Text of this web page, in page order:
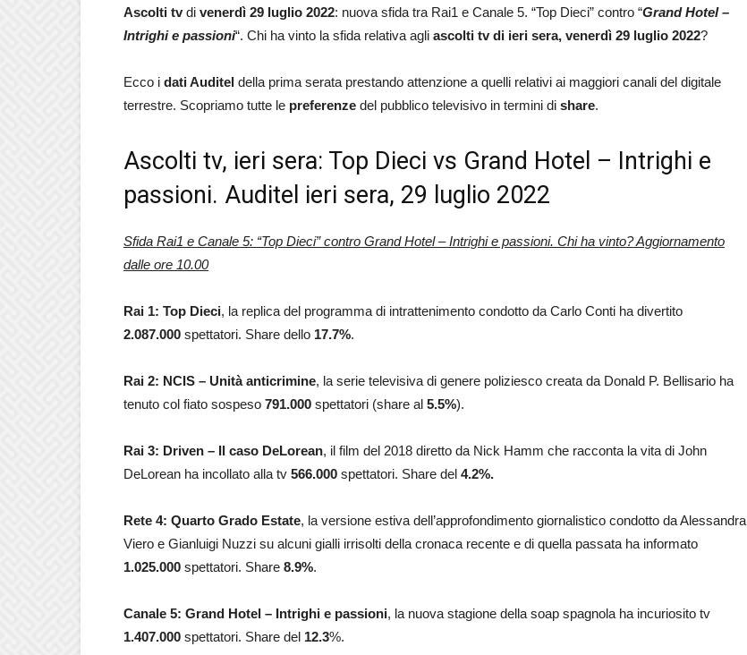
Ascolti tvdi venerdì 29 luglio 2022: nuova sfida tra Rai1 e Canale 5. “Top Dieci” contro “Grand Hotel –
Intrighi e passioni“. Chi ha vinto la sfida relativa agli ascolti tv di ieri sera, venerdì 29 luglio 2022?
Ecco i dati Auditel della prima serata prestando attenzione a quelli relativi ai maggiori canali del digitale
terrestre. Scopriamo tutte le preferenze del pubblico televisivo in termini di share.
Ascolti tv, ieri sera: Top Dieci vs Grand Hotel – Intrighi e
passioni. Auditel ieri sera, 29 luglio 2022
Sfida Rai1 e Canale 5: “Top Dieci” contro Grand Hotel – Intrighi e passioni. Chi ha vinto? Aggiornamento
dalle ore 10.00
Rai 1: Top Dieci, la replica del programma di intrattenimento condotto da Carlo Conti ha divertito
2.087.000 spettatori. Share dello 17.7%.
Rai 2: NCIS – Unità anticrimine, la serie televisiva di genere poliziesco creata da Donald P. Bellisario ha
tenuto col fiato sospeso 791.000 spettatori (share al 5.5%).
Rai 3: Driven – Il caso DeLorean, il film del 2018 diretto da Nick Hamm che racconta la vita di John
DeLorean ha incollato alla tv 566.000 spettatori. Share del 4.2%.
Rete 4: Quarto Grado Estate, la versione estiva dell’approfondimento giornalistico condotto da Alessandra
Viero e Gianluigi Nuzzi su alcuni gialli irrisolti della cronaca recente e di quella passata ha informato
1.025.000 spettatori. Share 8.9%.
Canale 5: Grand Hotel – Intrighi e passioni, la nuova stagione della soap spagnola ha incuriosito tv
1.407.000 spettatori. Share del 12.3%.